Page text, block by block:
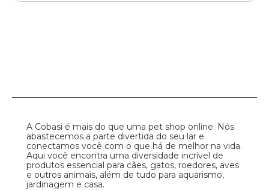
A Cobasi é mais do que uma pet shop online. Nós
abastecemos a parte divertida do seu lar e
conectamos você com o que há de melhor na vida.
Aqui você encontra uma diversidade incrível de
produtos essencial para cães, gatos, roedores, aves
e outros animais, além de tudo para aquarismo,
jardinagem e casa.